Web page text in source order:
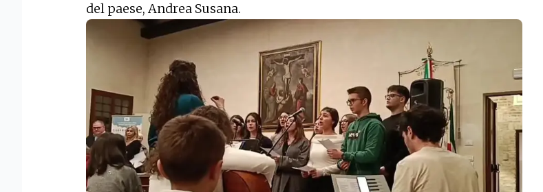
del paese, Andrea Susana.